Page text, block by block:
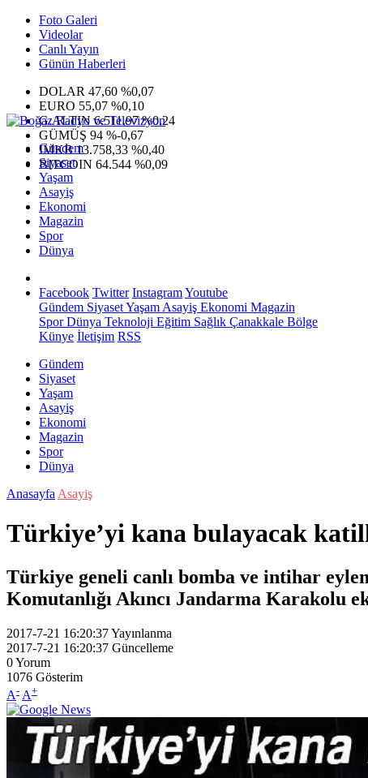
Foto Galeri
Videolar
Canlı Yayın
Günün Haberleri
DOLAR 47,60 %0,07
EURO 55,07 %0,10
G.ALTIN6.511,97 %0,24
GÜMÜŞ 94 %-0,67
IMKB13.758,33 %0,40
BITCOIN 64.544 %0,09
Gündem
Siyaset
Yaşam
Asayiş
Ekonomi
Magazin
Spor
Dünya
Facebook Twitter InstagramYoutube
Gündem SiyasetYaşam Asayiş Ekonomi Magazin
SporDünya Teknoloji Eğitim Sağlık Çanakkale Bölge
Künye İletişim RSS
Gündem
Siyaset
Yaşam
Asayiş
Ekonomi
Magazin
Spor
Dünya
Anasayfa Asayiş
Türkiye’yi kana bulayacak
Türkiye geneli canlı bomba ve intihar
Komutanlığı Akıncı Jandarma Karakolu
2017-7-21 16:20:37Yayınlanma
2017-7-21 16:20:37 Güncelleme
0Yorum
1076 Gösterim
A- A+